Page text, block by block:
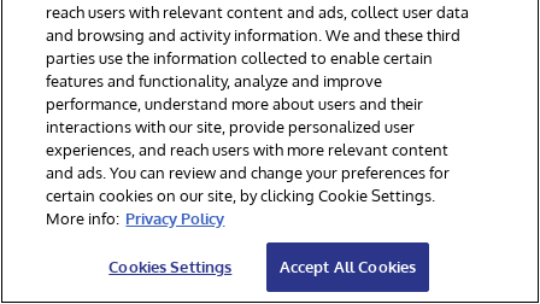
grote hoeveelheden tijdgestampte
informatie, zoals IoT-sensoren, financiële
handelssystemen en monitoringtools.
Grafiekdatabases:Deze gespecialiseerde
databases worden gebruikt om onderling
verbonden gegevens op te slaan en te
bevragen. Ze zijn vooral nuttig voor sociale
netwerken, aanbevelingsmachines en
reach users with relevant content and ads, collect user data
and browsing and activity information. We and these third
parties use the information collected to enable certain
features and functionality, analyze and improve
performance, understand more about users and their
interactions with our site, provide personalized user
experiences, and reach users with more relevant content
and ads. You can review and change your preferences for
certain cookies on our site, by clicking Cookie Settings.
More info: Privacy Policy
Cookies Settings Accept All Cookies